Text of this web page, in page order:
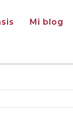
Mi blog